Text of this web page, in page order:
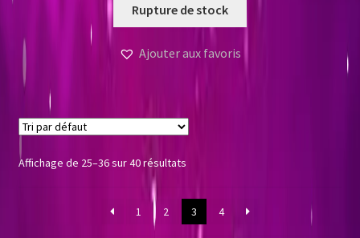
Rupture de stock
Ajouter aux favoris
Affichage de 25–36 sur 40 résultats
1 2 3 4